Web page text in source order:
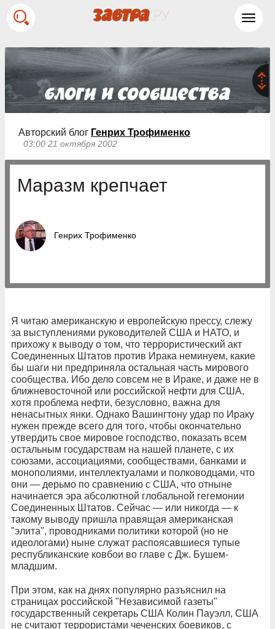
Авторский блог Генрих Трофименко
03:00 21 октября 2002
Маразм крепчает
Генрих Трофименко
Я читаю американскую и европейскую прессу, слежу
за выступлениями руководителей США и НАТО, и
прихожу к выводу о том, что террористический акт
Соединенных Штатов против Ирака неминуем, какие
бы шаги ни предприняла остальная часть мирового
сообщества. Ибо дело совсем не в Ираке, и даже не в
ближневосточной или российской нефти для США,
хотя проблема нефти, безусловно, важна для
ненасытных янки. Однако Вашингтону удар по Ираку
нужен прежде всего для того, чтобы окончательно
утвердить свое мировое господство, показать всем
остальным государствам на нашей планете, с их
союзами, ассоциациями, сообществами, банками и
монополиями, интеллектуалами и полководцами, что
они — дерьмо по сравнению с США, что отныне
начинается эра абсолютной глобальной гегемонии
Соединенных Штатов. Сейчас — или никогда — к
такому выводу пришла правящая американская
"элита", провoдниками политики которой (но не
идеологами) ныне служат распоясавшиеся тупые
республиканские ковбои во главе с Дж. Бушем-
младшим.
При этом, как на днях популярно разъяснил на
страницах российской "Независимой газеты"
государственный секретарь США Колин Пауэлл, США
не считают террористами чеченских боевиков, с